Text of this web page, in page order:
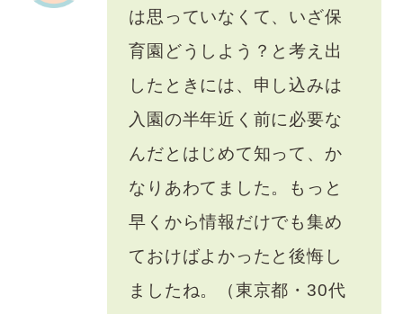
は思っていなくて、いざ保
育園どうしよう？と考え出
したときには、申し込みは
入園の半年近く前に必要な
んだとはじめて知って、か
なりあわてました。もっと
早くから情報だけでも集め
ておけばよかったと後悔し
ましたね。（東京都・30代